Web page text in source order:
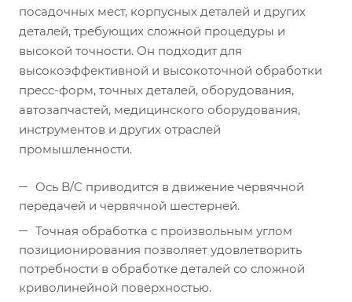
посадочных мест, корпусных деталей и других
деталей, требующих сложной процедуры и
высокой точности. Он подходит для
высокоэффективной и высокоточной обработки
пресс-форм, точных деталей, оборудования,
автозапчастей, медицинского оборудования,
инструментов и других отраслей
промышленности.
Ось B/C приводится в движение червячной
передачей и червячной шестерней.
Точная обработка с произвольным углом
позиционирования позволяет удовлетворить
потребности в обработке деталей со сложной
криволинейной поверхностью.